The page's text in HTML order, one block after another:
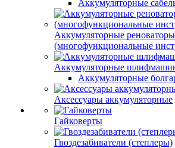
Аккумуляторные
Аккумуляторные реноваторы
(многофункциональные
Аккумуляторные
Аккумуляторные
Аксессуары аккумуляторные
Гайковерты
Гвоздезабиватели (степлеры)